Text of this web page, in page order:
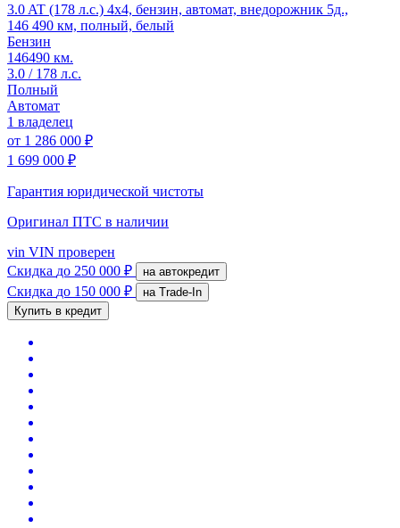
3.0 AT (178 л.с.) 4x4, бензин, автомат, внедорожник 5д.,
146 490 км, полный, белый
Бензин
146490 км.
3.0 / 178 л.с.
Полный
Автомат
1 владелец
от 1 286 000 ₽
1 699 000 ₽
Гарантия юридической чистоты
Оригинал ПТС в наличии
vin VIN проверен
Скидка до 250 000 ₽ на автокредит
Скидка до 150 000 ₽
на Trade-In
Купить в кредит